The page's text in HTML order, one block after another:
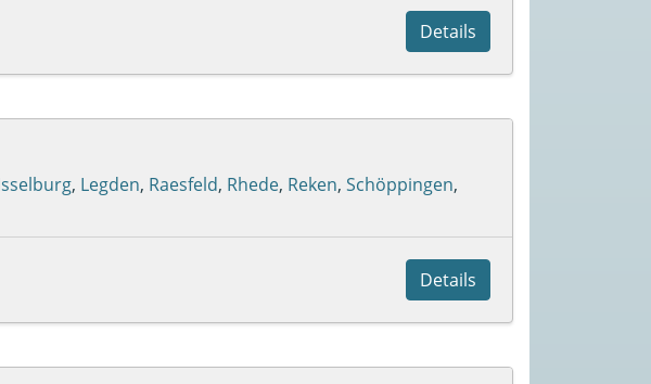
Details
, Legden, Raesfeld, Rhede, Reken, Schöppingen,
Details